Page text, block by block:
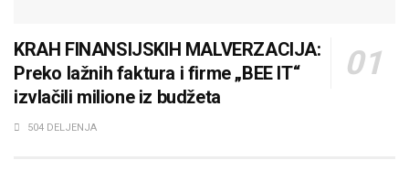
KRAH FINANSIJSKIH MALVERZACIJA:
Preko lažnih faktura i firme „BEE IT“
izvlačili milione iz budžeta
504 DELJENJA